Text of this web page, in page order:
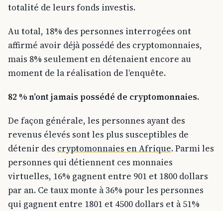
totalité de leurs fonds investis.
Au total, 18% des personnes interrogées ont
affirmé avoir déjà possédé des cryptomonnaies,
mais 8% seulement en détenaient encore au
moment de la réalisation de l’enquête.
82 % n’ont jamais possédé de cryptomonnaies.
De façon générale, les personnes ayant des
revenus élevés sont les plus susceptibles de
détenir des cryptomonnaies en Afrique. Parmi les
personnes qui détiennent ces monnaies
virtuelles, 16% gagnent entre 901 et 1800 dollars
par an. Ce taux monte à 36% pour les personnes
qui gagnent entre 1801 et 4500 dollars et à 51%